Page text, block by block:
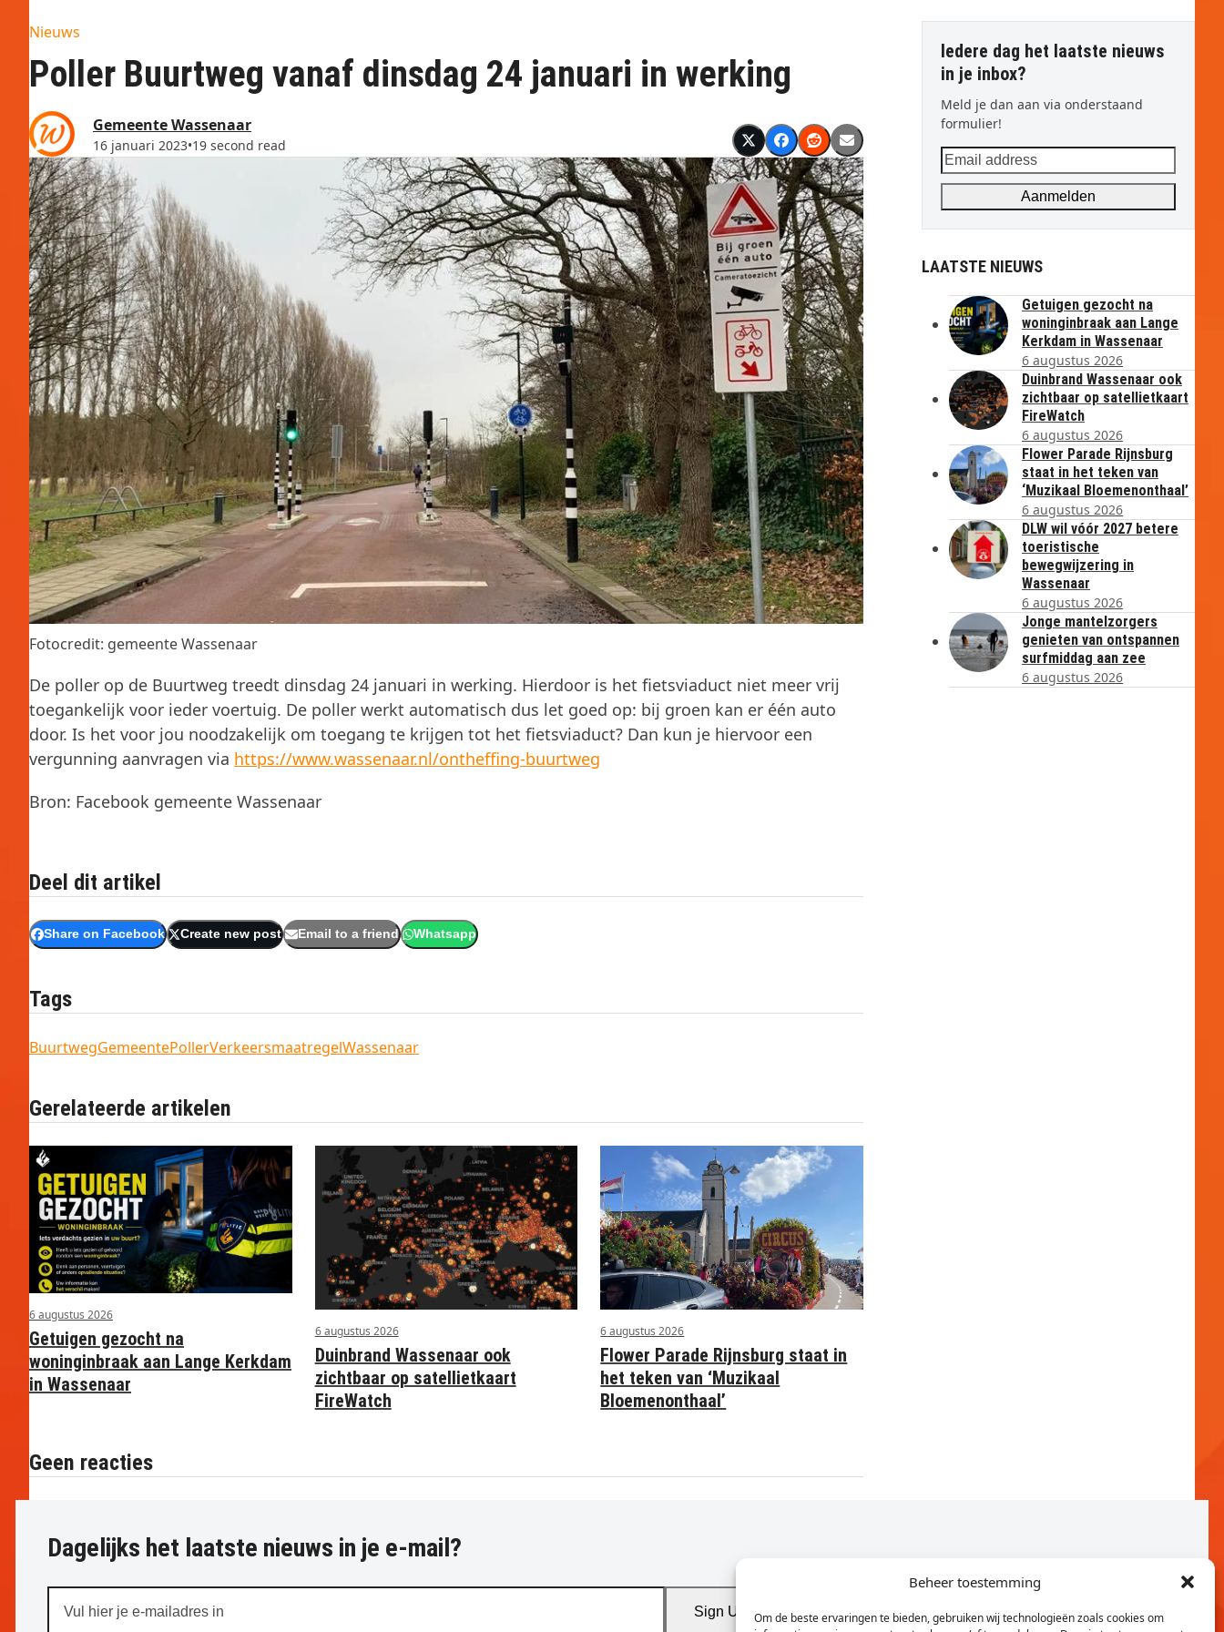
Beheer toestemming
Om de beste ervaringen te bieden, gebruiken wij technologieën zoals cookies om
Nieuws
Poller Buurtweg vanaf dinsdag 24 januari in werking
Gemeente Wassenaar
16 januari 2023•19 second read
Fotocredit: gemeente Wassenaar
De poller op de Buurtweg treedt dinsdag 24 januari in werking. Hierdoor is het fietsviaduct niet meer vrij
toegankelijk voor ieder voertuig. De poller werkt automatisch dus let goed op: bij groen kan er één auto
door. Is het voor jou noodzakelijk om toegang te krijgen tot het fietsviaduct? Dan kun je hiervoor een
vergunning aanvragen via https://www.wassenaar.nl/ontheffing-buurtweg
Bron: Facebook gemeente Wassenaar
Deel dit artikel
Share on Facebook Create new post Email to a friend Whatsapp
Tags
BuurtwegGemeentePollerVerkeersmaatregelWassenaar
Gerelateerde artikelen
6 augustus 2026
Getuigen gezocht na
woninginbraak aan Lange Kerkdam
in Wassenaar
6 augustus 2026
Duinbrand Wassenaar ook
zichtbaar op satellietkaart
FireWatch
6 augustus 2026
Flower Parade Rijnsburg staat in
het teken van ‘Muzikaal
Bloemenonthaal’
Geen reacties
Iedere dag het laatste nieuws
in je inbox?
Meld je dan aan via onderstaand
formulier!
Email
address
Aanmelden
LAATSTE NIEUWS
Getuigen gezocht na
woninginbraak aan Lange
Kerkdam in Wassenaar
6 augustus 2026
Duinbrand Wassenaar ook
zichtbaar op satellietkaart
FireWatch
6 augustus 2026
Flower Parade Rijnsburg
staat in het teken van
‘Muzikaal Bloemenonthaal’
6 augustus 2026
DLW wil vóór 2027 betere
toeristische
bewegwijzering in
Wassenaar
6 augustus 2026
Jonge mantelzorgers
genieten van ontspannen
surfmiddag aan zee
6 augustus 2026
Dagelijks het laatste nieuws in je e-mail?
hier
Sign Up